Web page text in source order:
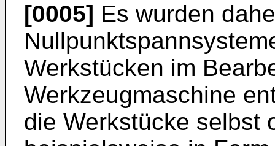
[0005] Es wurden
Werkstücken im
Werkzeugmaschine
die Werkstücke selbst